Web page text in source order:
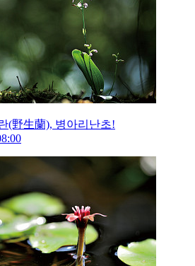
(野生蘭), 병아리난초!